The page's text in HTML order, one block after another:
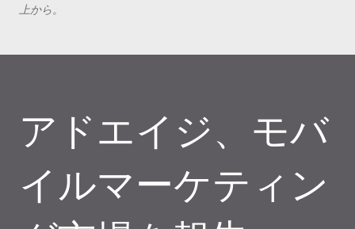
上から。
アドエイジ、モバ
イルマーケティン